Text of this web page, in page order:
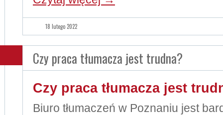
18 lutego 2022
Czy praca tłumacza jest trudna?
Czy praca tłumacza jest
Biuro tłumaczeń w Poznaniu jest